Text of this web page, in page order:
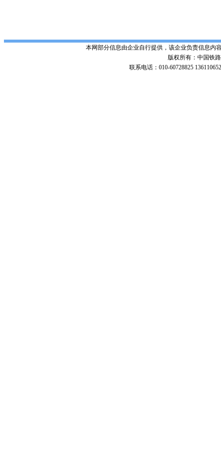
本网部分信息由企业自行提供，该企业负责信息内
版权所有：中国铁路
联系电话：010-60728825